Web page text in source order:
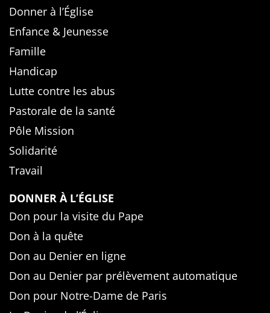
Donner à l’Église
Enfance & Jeunesse
Famille
Handicap
Lutte contre les abus
Pastorale de la santé
Pôle Mission
Solidarité
Travail
DONNER À L’ÉGLISE
Don pour la visite du Pape
Don à la quête
Don au Denier en ligne
Don au Denier par prélèvement automatique
Don pour Notre-Dame de Paris